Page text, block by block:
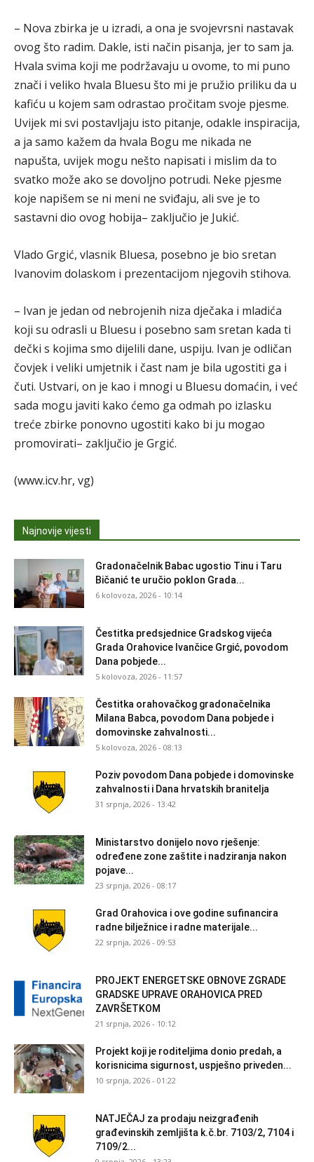
– Nova zbirka je u izradi, a ona je svojevrsni nastavak
ovog što radim. Dakle, isti način pisanja, jer to sam ja.
Hvala svima koji me podržavaju u ovome, to mi puno
znači i veliko hvala Bluesu što mi je pružio priliku da u
kafiću u kojem sam odrastao pročitam svoje pjesme.
Uvijek mi svi postavljaju isto pitanje, odakle inspiracija,
a ja samo kažem da hvala Bogu me nikada ne
napušta, uvijek mogu nešto napisati i mislim da to
svatko može ako se dovoljno potrudi. Neke pjesme
koje napišem se ni meni ne sviđaju, ali sve je to
sastavni dio ovog hobija– zaključio je Jukić.
Vlado Grgić, vlasnik Bluesa, posebno je bio sretan
Ivanovim dolaskom i prezentacijom njegovih stihova.
– Ivan je jedan od nebrojenih niza dječaka i mladića
koji su odrasli u Bluesu i posebno sam sretan kada ti
dečki s kojima smo dijelili dane, uspiju. Ivan je odličan
čovjek i veliki umjetnik i čast nam je bila ugostiti ga i
čuti. Ustvari, on je kao i mnogi u Bluesu domaćin, i već
sada mogu javiti kako ćemo ga odmah po izlasku
treće zbirke ponovno ugostiti kako bi ju mogao
promovirati– zaključio je Grgić.
(www.icv.hr, vg)
Najnovije vijesti
Gradonačelnik Babac ugostio Tinu i Taru
Bičanić te uručio poklon Grada...
6 kolovoza, 2026 - 10:14
Čestitka predsjednice Gradskog vijeća
Grada Orahovice Ivančice Grgić, povodom
Dana pobjede...
5 kolovoza, 2026 - 11:57
Čestitka orahovačkog gradonačelnika
Milana Babca, povodom Dana pobjede i
domovinske zahvalnosti...
5 kolovoza, 2026 - 08:13
Poziv povodom Dana pobjede i domovinske
zahvalnosti i Dana hrvatskih branitelja
31 srpnja, 2026 - 13:42
Ministarstvo donijelo novo rješenje:
određene zone zaštite i nadziranja nakon
pojave...
23 srpnja, 2026 - 08:17
Grad Orahovica i ove godine sufinancira
radne bilježnice i radne materijale...
22 srpnja, 2026 - 09:53
PROJEKT ENERGETSKE OBNOVE ZGRADE
GRADSKE UPRAVE ORAHOVICA PRED
ZAVRŠETKOM
21 srpnja, 2026 - 10:12
Projekt koji je roditeljima donio predah, a
korisnicima sigurnost, uspješno priveden...
10 srpnja, 2026 - 01:22
NATJEČAJ za prodaju neizgrađenih
građevinskih zemljišta k.č.br. 7103/2, 7104 i
7109/2...